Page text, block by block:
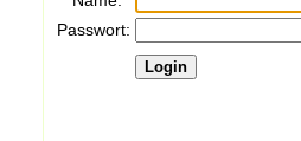
Passwort: